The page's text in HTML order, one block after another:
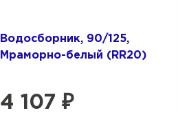
Водосборник, 90/125,
Мраморно-белый (RR20)
4 107 ₽